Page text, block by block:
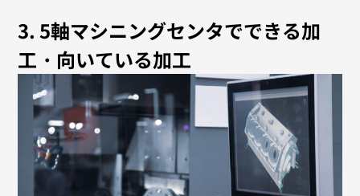
3. 5軸マシニングセンタでできる加
工・向いている加工